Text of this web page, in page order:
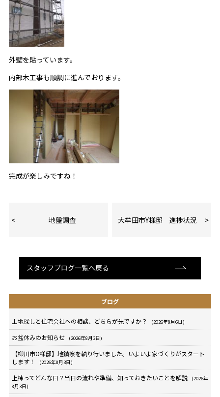
外壁を貼っています。
内部木工事も順調に進んでおります。
完成が楽しみですね！
地盤調査 大牟田市Y様邸 進捗状況
スタッフブログ一覧へ戻る
ブログ
土地探しと住宅会社への相談、どちらが先ですか？ (2026年8月6日)
お盆休みのお知らせ (2026年8月3日)
【柳川市O様邸】地鎮祭を執り行いました。いよいよ家づくりがスタート
します！
(2026年8月3日)
上棟ってどんな日？当日の流れや準備、知っておきたいことを解説
(2026年
8月3日)